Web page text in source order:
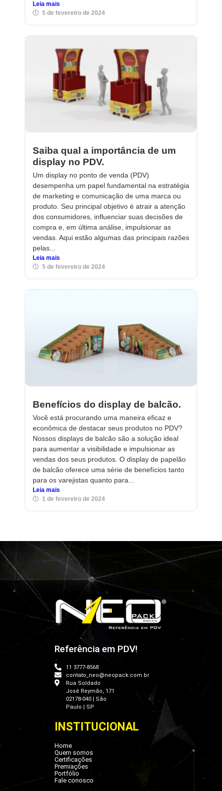
Leia mais
5 de fevereiro de 2024
Saiba qual a importância de um
display no PDV.
Um display no ponto de venda (PDV)
desempenha um papel fundamental na estratégia
de marketing e comunicação de uma marca ou
produto. Seu principal objetivo é atrair a atenção
dos consumidores, influenciar suas decisões de
compra e, em última análise, impulsionar as
vendas. Aqui estão algumas das principais razões
pelas...
Leia mais
5 de fevereiro de 2024
Benefícios do display de balcão.
Você está procurando uma maneira eficaz e
econômica de destacar seus produtos no PDV?
Nossos displays de balcão são a solução ideal
para aumentar a visibilidade e impulsionar as
vendas dos seus produtos. O display de papelão
de balcão oferece uma série de benefícios tanto
para os varejistas quanto para...
Leia mais
1 de fevereiro de 2024
Referência em PDV!
11 3777-8568
contato_neo@neopack.com.br
Rua Soldado
José Reymão, 171
02178-040 | São
Paulo | SP
INSTITUCIONAL
Home
Quem somos
Certificações
Premiações
Portfólio
Fale conosco